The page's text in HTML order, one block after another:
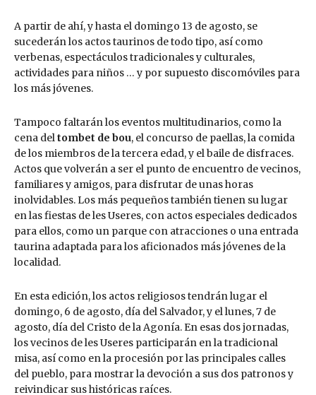
A partir de ahí, y hasta el domingo 13 de agosto, se
sucederán los actos taurinos de todo tipo, así como
verbenas, espectáculos tradicionales y culturales,
actividades para niños … y por supuesto discomóviles para
los más jóvenes.
Tampoco faltarán los eventos multitudinarios, como la
cena deltombet de bou, el concurso de paellas, la comida
de los miembros de la tercera edad, y el baile de disfraces.
Actos que volverán a ser el punto de encuentro de vecinos,
familiares y amigos, para disfrutar de unas horas
inolvidables. Los más pequeños también tienen su lugar
en las fiestas de les Useres, con actos especiales dedicados
para ellos, como un parque con atracciones o una entrada
taurina adaptada para los aficionados más jóvenes de la
localidad.
En esta edición, los actos religiosos tendrán lugar el
domingo, 6 de agosto, día del Salvador, y el lunes, 7 de
agosto, día del Cristo de la Agonía. En esas dos jornadas,
los vecinos de les Useres participarán en la tradicional
misa, así como en la procesión por las principales calles
del pueblo, para mostrar la devoción a sus dos patronos y
reivindicar sus históricas raíces.